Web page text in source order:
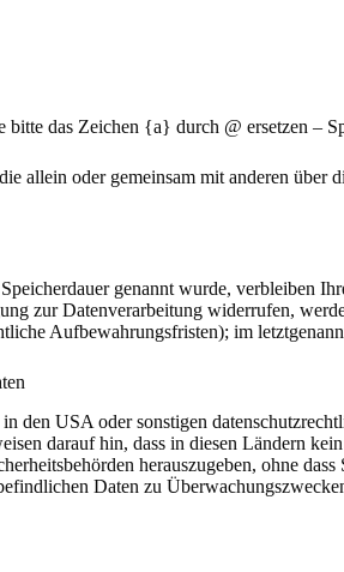
das Zeichen {a} durch @ ersetzen –
allein oder gemeinsam mit anderen
genannt wurde, verbleiben
zur Datenverarbeitung widerrufen,
Aufbewahrungsfristen); im
den USA oder sonstigen
darauf hin, dass in diesen Ländern
herauszugeben, ohne
Daten zu